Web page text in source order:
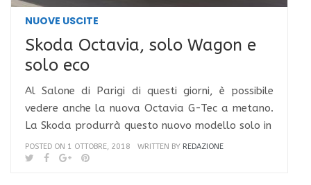
NUOVE USCITE
Skoda Octavia, solo Wagon e
solo eco
Al Salone di Parigi di questi giorni, è possibile
vedere anche la nuova Octavia G-Tec a metano.
La Skoda produrrà questo nuovo modello solo in
POSTED ON 1 OTTOBRE, 2018 WRITTEN BY REDAZIONE